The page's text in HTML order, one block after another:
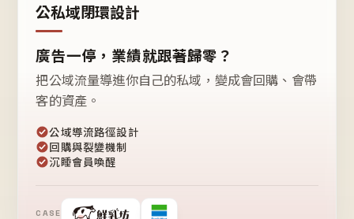
公私域閉環設計
廣告一停，業績就跟著歸零？
把公域流量導進你自己的私域，變成會回購、會帶
客的資產。
公域導流路徑設計
回購與裂變機制
沉睡會員喚醒
CASE